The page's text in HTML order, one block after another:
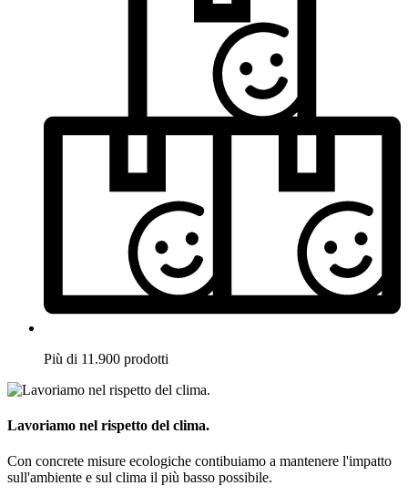
Più di 11.900 prodotti
Lavoriamo nel rispetto del clima.
Con concrete misure ecologiche contibuiamo a mantenere l'impatto
sull'ambiente e sul clima il più basso possibile.